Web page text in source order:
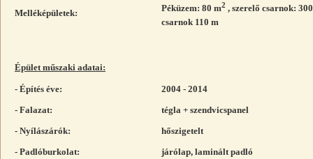
Melléképületek: Péküzem: 80 m2 , szerelő csarnok:
csarnok 110 m
Épület műszaki adatai:
- Építés éve:
2004 - 2014
- Falazat:
tégla + szendvicspanel
- Nyílászárók:
hőszigetelt
- Padlóburkolat:
járólap, laminált padló